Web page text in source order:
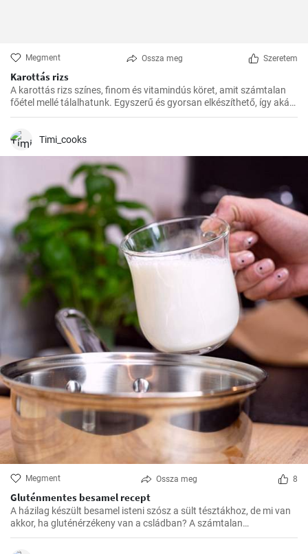
Megment Ossza meg Szeretem
Karottás rizs
A karottás rizs színes, finom és vitamindús köret, amit számtalan
főétel mellé tálalhatunk. Egyszerű és gyorsan elkészíthető, így akár
a rohanós hétköznapokon is bátran bevetésre kerülhet.
Timi_cooks
Megment Ossza meg 8
Gluténmentes besamel recept
A házilag készült besamel isteni szósz a sült tésztákhoz, de mi van
akkor, ha gluténérzékeny van a csládban? A számtalan
gluténmentes változat közül nekem eddig ez vált be a legjobban,